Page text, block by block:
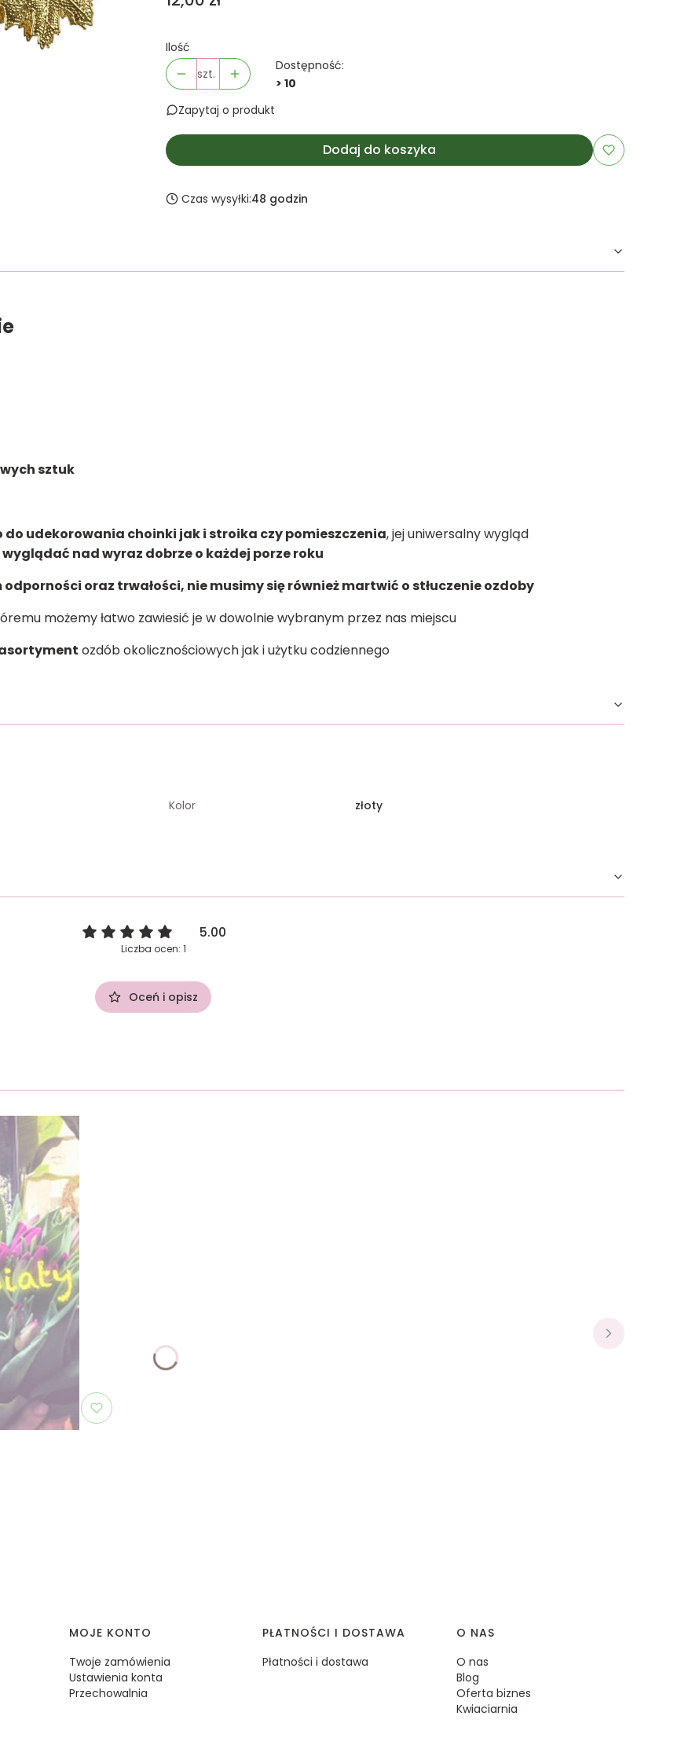
Ilość
szt.
Dostępność:
> 10
Zapytaj o produkt
Dodaj do koszyka
Czas wysyłki:48 godzin
sztuk
udekorowania choinki jak i stroika czy pomieszczenia, jej uniwersalny wygląd
wyglądać nad wyraz dobrze o każdej porze roku
oraz trwałości, nie musimy się również martwić o stłuczenie ozdoby
możemy łatwo zawiesić je w dowolnie wybranym przez nas miejscu
ozdób okolicznościowych jak i użytku codziennego
Kolor złoty
5.00
Liczba ocen: 1
Oceń i opisz
MOJE KONTO
Twoje zamówienia
Ustawienia konta
Przechowalnia
PŁATNOŚCI I DOSTAWA
Płatności i dostawa
O NAS
O nas
Blog
Oferta biznes
Kwiaciarnia